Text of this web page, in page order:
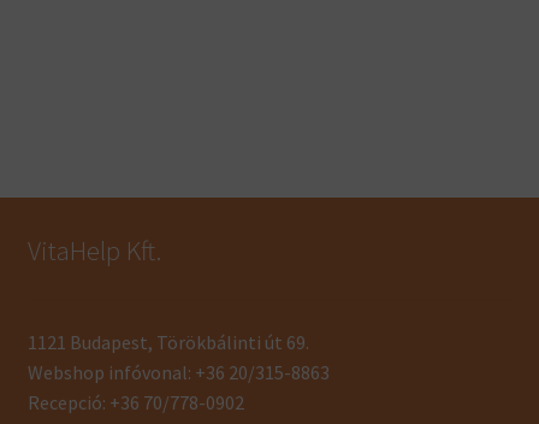
VitaHelp Kft.
1121 Budapest, Törökbálinti út 69.
Webshop infóvonal: +36 20/315-8863
Recepció: +36 70/778-0902